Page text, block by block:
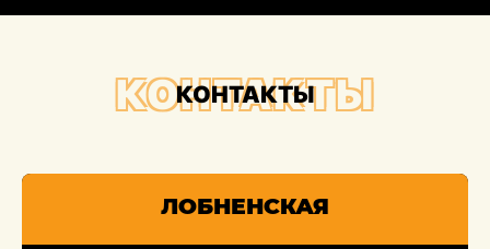
КОНТАКТЫ
КОНТАКТЫ
ЛОБНЕНСКАЯ